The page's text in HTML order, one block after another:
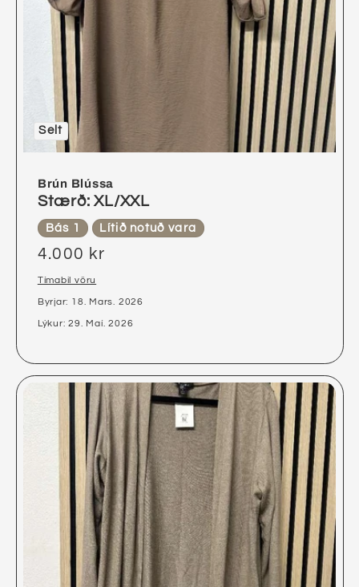
Selt
Brún Blússa
Stærð: XL/XXL
Bás 1 Lítið notuð vara
4.000 kr
Tímabil vöru
Byrjar: 18. Mars. 2026
Lýkur: 29. Maí. 2026